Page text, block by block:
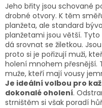
Jeho břity jsou schované
drobné otvory. K těm
planžeta, ale standard
planžetami jsou větší.
dá srovnat se žiletkou.
proto si je pořizují muži,
holení mnohem přesnější.
muže, kteří mají vousy
Je ideální volbou pro
dokonalé oholení.
strništěm si však poradí